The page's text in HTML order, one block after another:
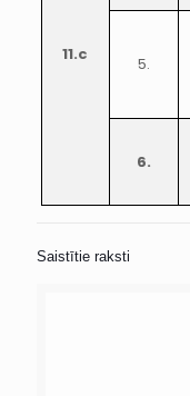
11.c 5.
6.
Saistītie raksti